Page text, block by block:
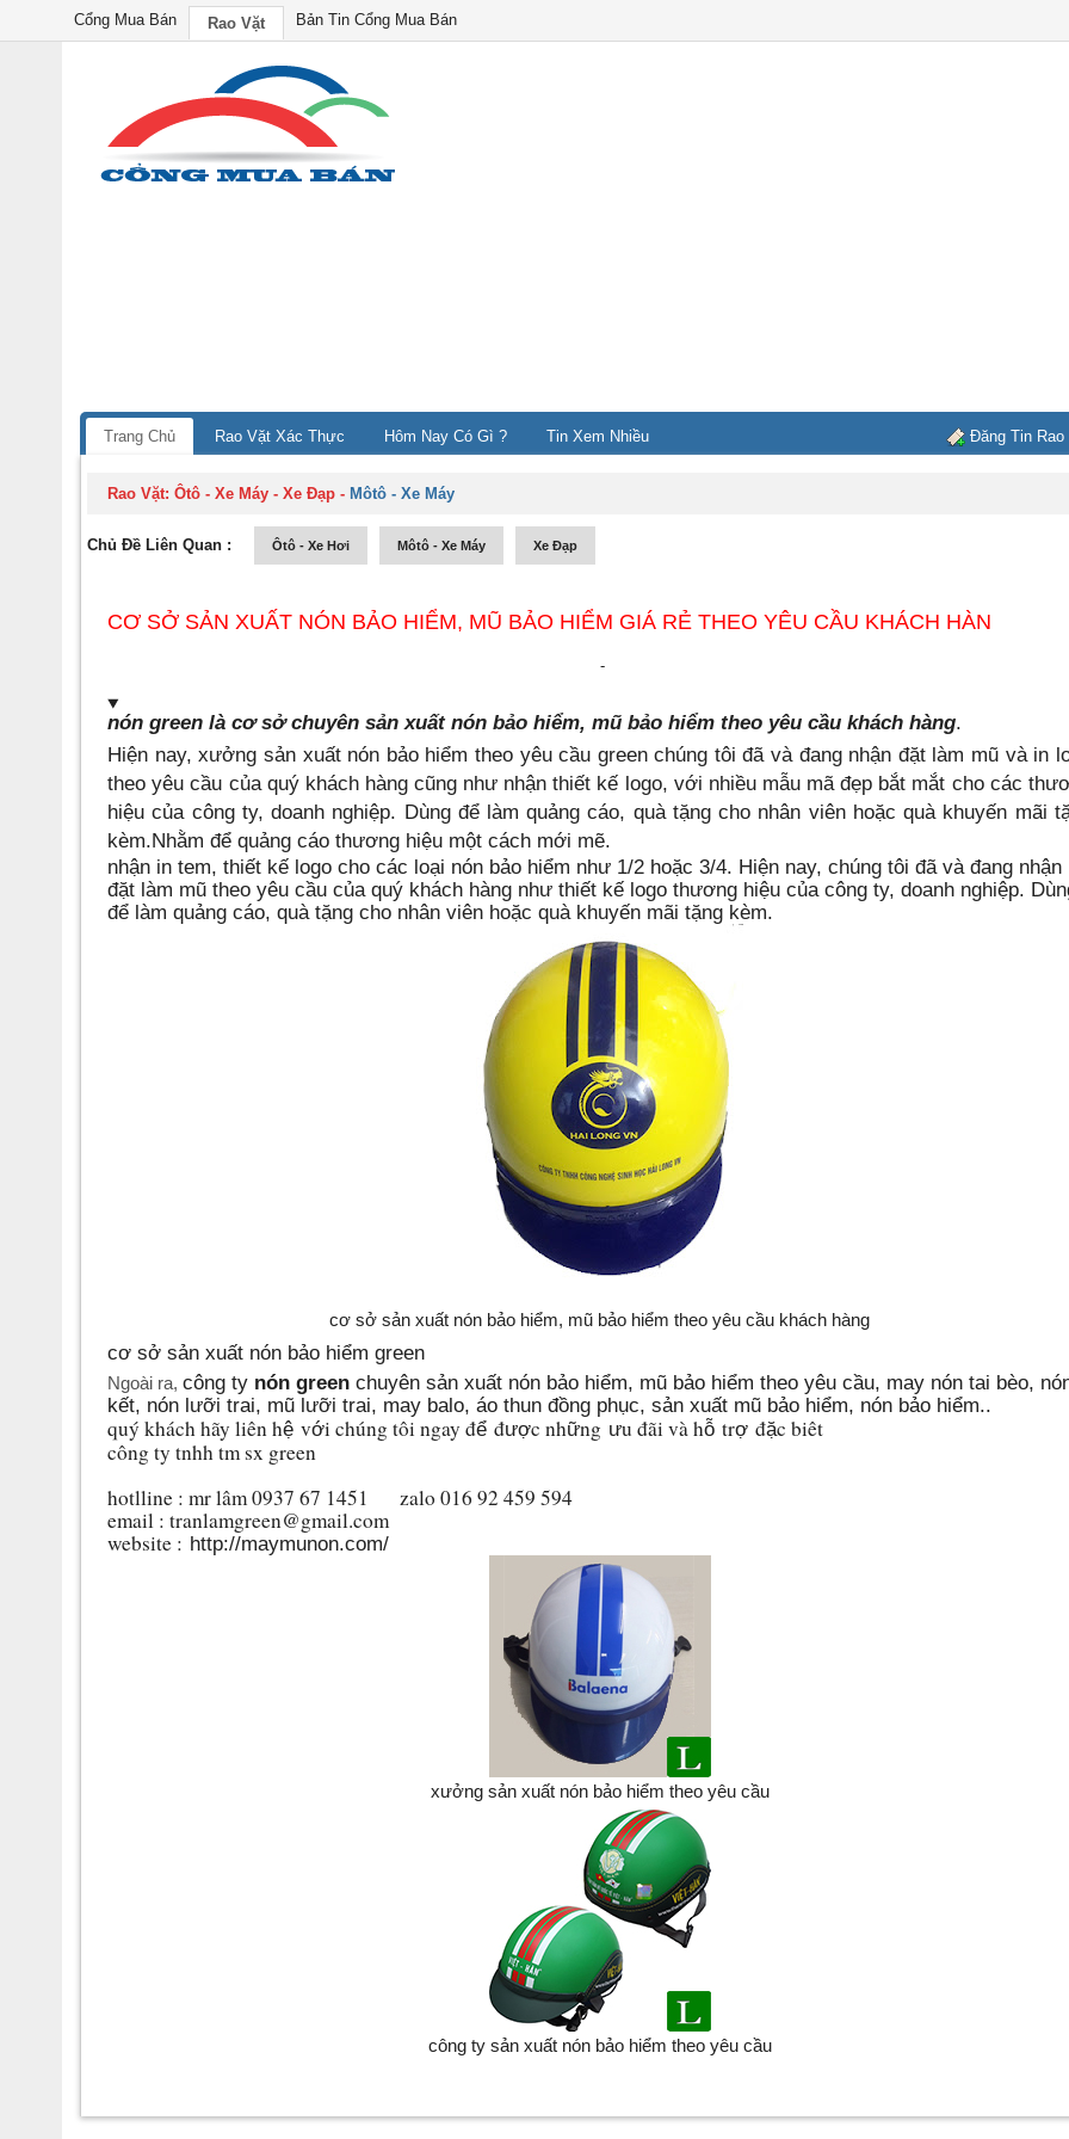
Cổng Mua Bán Rao Vặt Bản Tin Cổng Mua Bán
Trang Chủ Rao Vặt Xác Thực Hôm Nay Có Gì ? Tin Xem Nhiều Đăng Tin Rao
Rao Vặt:Ôtô - Xe Máy - Xe Đạp - Môtô - Xe Máy
Chủ Đề Liên Quan : Ôtô - Xe Hơi Môtô - Xe Máy Xe Đạp
CƠ SỞ SẢN XUẤT NÓN BẢO HIỂM, MŨ BẢO HIỂM GIÁ RẺ THEO YÊU CẦU KHÁCH HÀN
-
nón green là cơ sở chuyên sản xuất nón bảo hiểm, mũ bảo hiểm theo yêu cầu khách hàng.
Hiện nay, xưởng sản xuất nón bảo hiểm theo yêu cầu green chúng tôi đã và đang nhận đặt làm mũ và in
theo yêu cầu của quý khách hàng cũng như nhận thiết kế logo, với nhiều mẫu mã đẹp bắt mắt cho các
hiệu của công ty, doanh nghiệp. Dùng để làm quảng cáo, quà tặng cho nhân viên hoặc quà khuyến mãi
kèm.Nhằm để quảng cáo thương hiệu một cách mới mẽ.
nhận in tem, thiết kế logo cho các loại nón bảo hiểm như 1/2 hoặc 3/4. Hiện nay, chúng tôi đã và đang nhận
đặt làm mũ theo yêu cầu của quý khách hàng như thiết kế logo thương hiệu của công ty, doanh nghiệp.
để làm quảng cáo, quà tặng cho nhân viên hoặc quà khuyến mãi tặng kèm.
cơ sở sản xuất nón bảo hiểm, mũ bảo hiểm theo yêu cầu khách hàng
cơ sở sản xuất nón bảo hiểm green
Ngoài ra,công ty nón green chuyên sản xuất nón bảo hiểm, mũ bảo hiểm theo yêu cầu, may nón tai bèo,
kết, nón lưỡi trai, mũ lưỡi trai, may balo, áo thun đồng phục, sản xuất mũ bảo hiểm, nón bảo hiểm..
quý khách hãy liên hệ với chúng tôi ngay để được những ưu đãi và hỗ trợ đặc biêt
công ty tnhh tm sx green
hotlline : mr lâm 0937 67 1451 zalo 016 92 459 594
email : tranlamgreen@gmail.com
website : http://maymunon.com/
xưởng sản xuất nón bảo hiểm theo yêu cầu
công ty sản xuất nón bảo hiểm theo yêu cầu